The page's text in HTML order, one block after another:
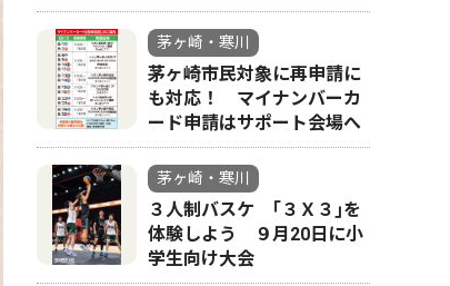
茅ヶ崎・寒川
茅ヶ崎市民対象に再申請に
も対応！ マイナンバーカ
ード申請はサポート会場へ
茅ヶ崎・寒川
３人制バスケ ｢３Ｘ３｣を
体験しよう ９月20日に小
学生向け大会